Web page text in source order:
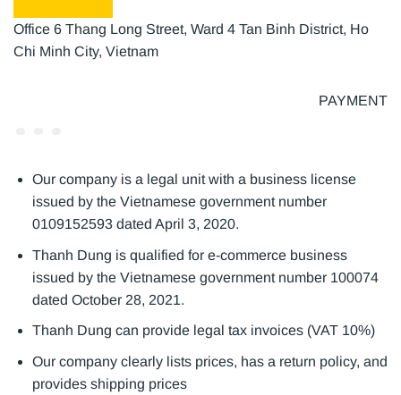
Office 6 Thang Long Street, Ward 4 Tan Binh District, Ho
Chi Minh City, Vietnam
PAYMENT
Our company is a legal unit with a business license
issued by the Vietnamese government number
0109152593 dated April 3, 2020.
Thanh Dung is qualified for e-commerce business
issued by the Vietnamese government number 100074
dated October 28, 2021.
Thanh Dung can provide legal tax invoices (VAT 10%)
Our company clearly lists prices, has a return policy, and
provides shipping prices